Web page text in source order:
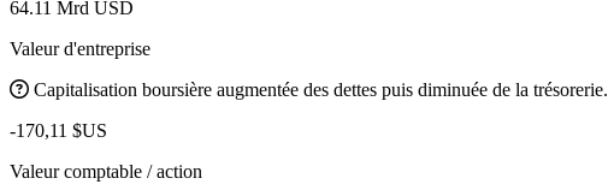
64.11 Mrd USD
Valeur d'entreprise
Capitalisation boursière augmentée des dettes puis diminuée de la trésorerie.
-170,11 $US
Valeur comptable / action